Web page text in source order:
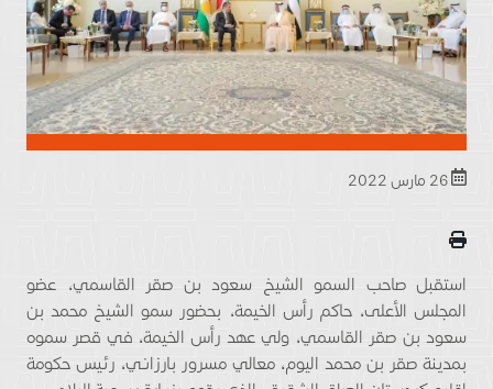
استقبل صاحب السمو الشيخ سعود بن صقر القاسمي، عضو
المجلس الأعلى، حاكم رأس الخيمة، بحضور سمو الشيخ محمد بن
سعود بن صقر القاسمي، ولي عهد رأس الخيمة، في قصر سموه
بمدينة صقر بن محمد اليوم، معالي مسرور بارزاني، رئيس حكومة